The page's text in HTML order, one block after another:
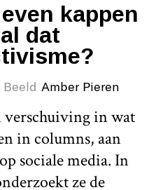
kappen
dat
Beeld Amber Pieren
verschuiving in wat
in columns, aan
sociale media. In
ze de